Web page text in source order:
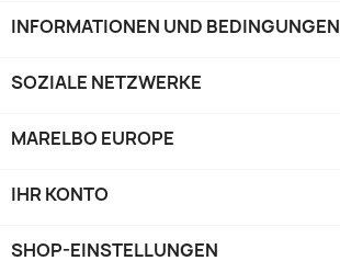
INFORMATIONEN UND BEDINGUNGEN
SOZIALE NETZWERKE
MARELBO EUROPE
IHR KONTO
SHOP-EINSTELLUNGEN